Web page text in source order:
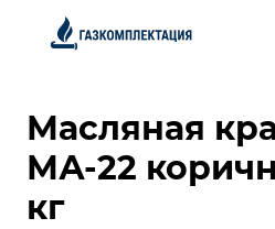
Масляная
МА-22
кг